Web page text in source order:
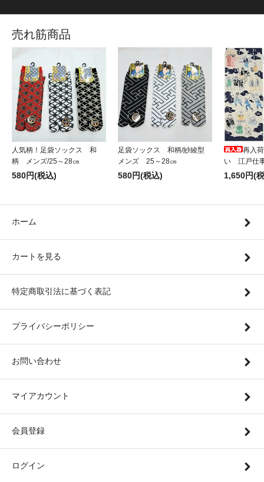
売れ筋商品
人気柄！足袋ソックス 和
柄 メンズ/25～28㎝
580円(税込)
足袋ソックス 和柄/紗綾型
メンズ 25～28㎝
580円(税込)
再入
い 江戸仕
1,650円(
ホーム
カートを見る
特定商取引法に基づく表記
プライバシーポリシー
お問い合わせ
マイアカウント
会員登録
ログイン